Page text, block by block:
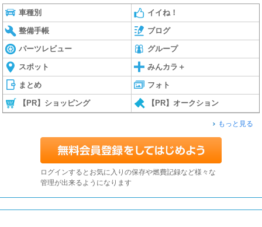
車種別 イイね！
整備手帳 ブログ
パーツレビュー グループ
スポット みんカラ＋
まとめ フォト
【PR】ショッピング 【PR】オークション
もっと見る
ログインするとお気に入りの保存や燃費記録など様々な
管理が出来るようになります